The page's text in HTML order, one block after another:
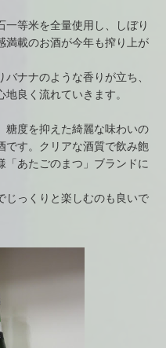
一等米を全量使用し、しぼり
満載のお酒が今年も搾り上が
ナナのような香りが立ち、
良く流れていきます。
糖度を抑えた綺麗な味わいの
です。クリアな酒質で飲み飽
「あたごのまつ」ブランドに
じっくりと楽しむのも良いで